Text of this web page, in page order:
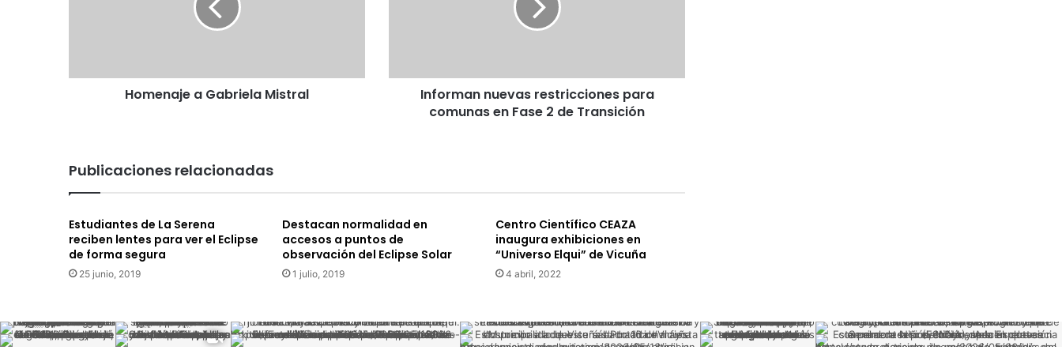
Homenaje a Gabriela Mistral
de
TransiciónInforman nuevas restricciones para
comunas en Fase 2 de Transición
Publicaciones relacionadas
Estudiantes de La Serena
reciben lentes para ver el Eclipse
de forma segura
25 junio, 2019
Destacan normalidad en
accesos a puntos de
observación del Eclipse Solar
1 julio, 2019
Centro Científico CEAZA
inaugura exhibiciones en
“Universo Elqui” de Vicuña
4 abril, 2022